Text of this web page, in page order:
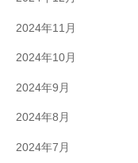
2024年11月
2024年10月
2024年9月
2024年8月
2024年7月